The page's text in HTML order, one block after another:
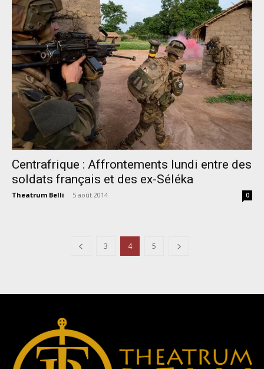
Centrafrique : Affrontements lundi entre des
soldats français et des ex-Séléka
Theatrum Belli - 5 août 2014 0
3 4 5